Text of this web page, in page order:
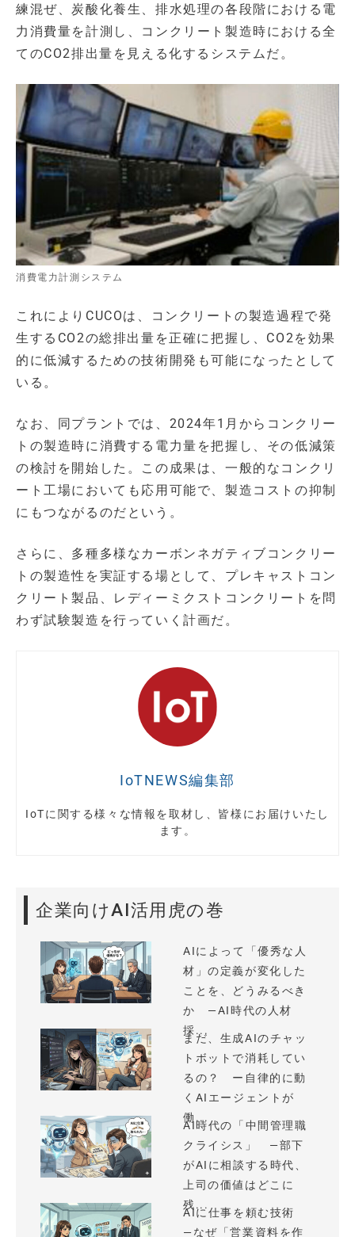
練混ぜ、炭酸化養生、排水処理の各段階における電
力消費量を計測し、コンクリート製造時における全
てのCO2排出量を見える化するシステムだ。
消費電力計測システム
これによりCUCOは、コンクリートの製造過程で発
生するCO2の総排出量を正確に把握し、CO2を効果
的に低減するための技術開発も可能になったとして
いる。
なお、同プラントでは、2024年1月からコンクリー
トの製造時に消費する電力量を把握し、その低減策
の検討を開始した。この成果は、一般的なコンクリ
ート工場においても応用可能で、製造コストの抑制
にもつながるのだという。
さらに、多種多様なカーボンネガティブコンクリー
トの製造性を実証する場として、プレキャストコン
クリート製品、レディーミクストコンクリートを問
わず試験製造を行っていく計画だ。
IoTNEWS編集部
IoTに関する様々な情報を取材し、皆様にお届けいたし
ます。
企業向けAI活用虎の巻
AIによって「優秀な人
材」の定義が変化した
ことを、どうみるべき
か —AI時代の人材
採...
まだ、生成AIのチャッ
トボットで消耗してい
るの？ ー自律的に動
くAIエージェントが
働...
AI時代の「中間管理職
クライシス」 —部下
がAIに相談する時代、
上司の価値はどこに
残...
AIに仕事を頼む技術
—なぜ「営業資料を作